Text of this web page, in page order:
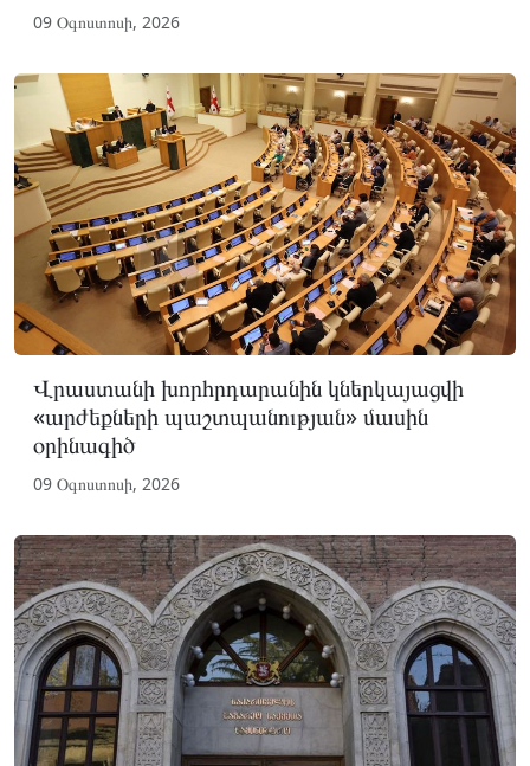
09 Օգոստոսի, 2026
Վրաստանի խորհրդարանին կներկայացվի
«արժեքների պաշտպանության» մասին
օրինագիծ
09 Օգոստոսի, 2026